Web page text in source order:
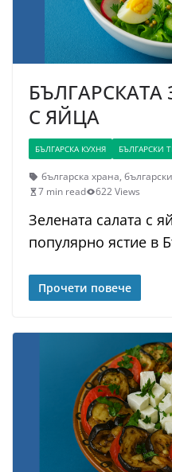
БЪЛГАРСКАТА
С ЯЙЦА
БЪЛГАРСКА КУХНЯ БЪЛГАРСКИ
българска храна,
7 min read
622 Views
Зелената салата с
популярно ястие в
Прочети повече